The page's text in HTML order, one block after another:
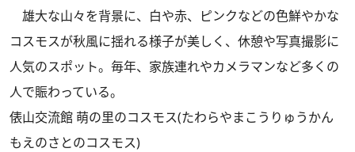
雄大な山々を背景に、白や赤、ピンクなどの色鮮やかな
コスモスが秋風に揺れる様子が美しく、休憩や写真撮影に
人気のスポット。毎年、家族連れやカメラマンなど多くの
人で賑わっている。
俵山交流館 萌の里のコスモス(たわらやまこうりゅうかん
もえのさとのコスモス)